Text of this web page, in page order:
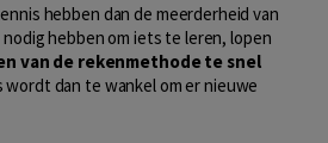
hebben dan de meerderheid van
hebben om iets te leren, lopen
van de rekenmethode te snel
wordt dan te wankel om er nieuwe